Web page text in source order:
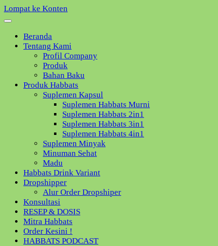
Lompat ke Konten
Beranda
Tentang Kami
Profil Company
Produk
Bahan Baku
Produk Habbats
Suplemen Kapsul
Suplemen Habbats Murni
Suplemen Habbats 2in1
Suplemen Habbats 3in1
Suplemen Habbats 4in1
Suplemen Minyak
Minuman Sehat
Madu
Habbats Drink Variant
Dropshipper
Alur Order Dropshiper
Konsultasi
RESEP & DOSIS
Mitra Habbats
Order Kesini !
HABBATS PODCAST